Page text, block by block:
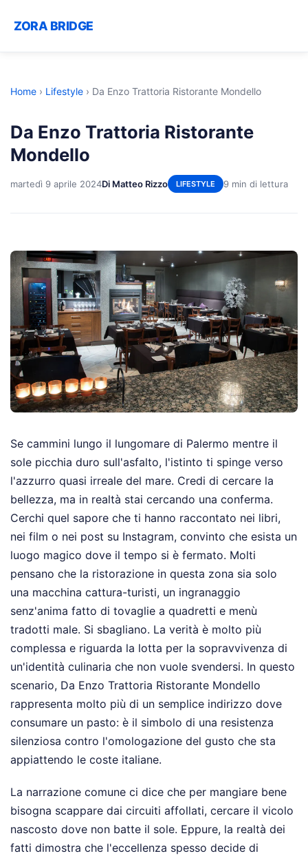
ZORA BRIDGE
Home › Lifestyle › Da Enzo Trattoria Ristorante Mondello
Da Enzo Trattoria Ristorante
Mondello
martedì 9 aprile 2024Di Matteo Rizzo LIFESTYLE 9 min di lettura
Se cammini lungo il lungomare di Palermo mentre il
sole picchia duro sull'asfalto, l'istinto ti spinge verso
l'azzurro quasi irreale del mare. Credi di cercare la
bellezza, ma in realtà stai cercando una conferma.
Cerchi quel sapore che ti hanno raccontato nei libri,
nei film o nei post su Instagram, convinto che esista un
luogo magico dove il tempo si è fermato. Molti
pensano che la ristorazione in questa zona sia solo
una macchina cattura-turisti, un ingranaggio
senz'anima fatto di tovaglie a quadretti e menù
tradotti male. Si sbagliano. La verità è molto più
complessa e riguarda la lotta per la sopravvivenza di
un'identità culinaria che non vuole svendersi. In questo
scenario, Da Enzo Trattoria Ristorante Mondello
rappresenta molto più di un semplice indirizzo dove
consumare un pasto: è il simbolo di una resistenza
silenziosa contro l'omologazione del gusto che sta
appiattendo le coste italiane.
La narrazione comune ci dice che per mangiare bene
bisogna scappare dai circuiti affollati, cercare il vicolo
nascosto dove non batte il sole. Eppure, la realtà dei
fatti dimostra che l'eccellenza spesso decide di